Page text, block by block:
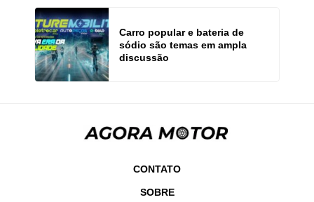
Carro popular e bateria de
sódio são temas em ampla
discussão
CONTATO
SOBRE